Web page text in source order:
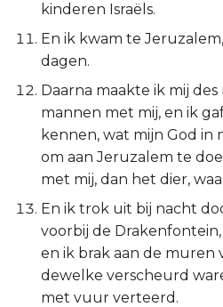
kinderen Israëls.
En ik kwam te
dagen.
Daarna maakte ik mij
mannen met mij, en ik
kennen, wat mijn God in
om aan Jeruzalem te
met mij, dan het dier,
En ik trok uit bij nacht
voorbij de
en ik brak aan de muren
dewelke verscheurd
met vuur verteerd.